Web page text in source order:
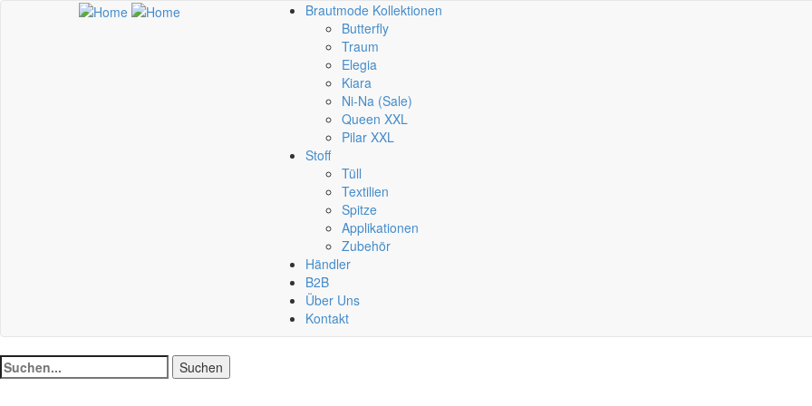
Brautmode Kollektionen
Butterfly
Traum
Elegia
Kiara
Ni-Na (Sale)
Queen XXL
Pilar XXL
Stoff
Tüll
Textilien
Spitze
Applikationen
Zubehör
Händler
B2B
Über Uns
Kontakt
Suchen
nach:
Suchen